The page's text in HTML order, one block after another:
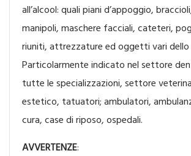
all’alcool: quali piani d’appoggio,
manipoli, maschere facciali, cateteri,
riuniti, attrezzature ed oggetti vari
Particolarmente indicato nel settore
tutte le specializzazioni, settore
estetico, tatuatori; ambulatori,
cura, case di riposo, ospedali.
AVVERTENZE: